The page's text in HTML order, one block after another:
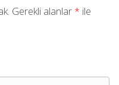
Gerekli alanlar * ile